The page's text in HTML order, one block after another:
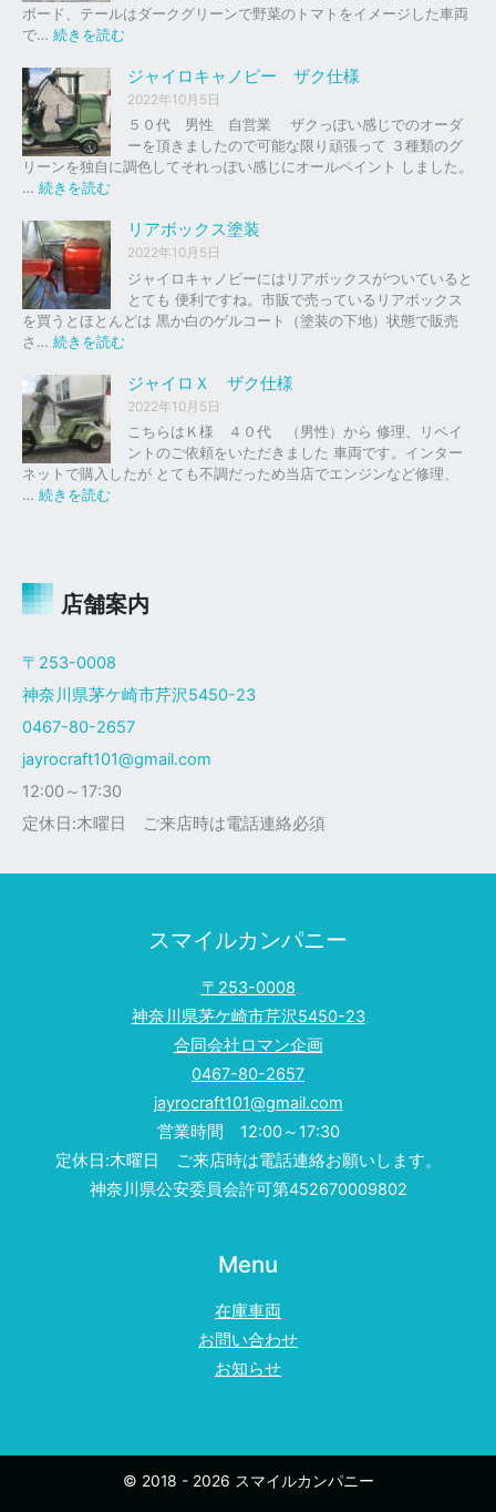
外
の
イ
ク
車
下
、
買
取
を
は
ま
し
た
。
ボード、テールはダークグリーンで野菜のトマトをイメージした車両
で… 続きを読む
ャ
イ
ロ
ッ
ド
ッ
ド
ジャイロキャノピー ザク仕様
2022年10月5日
５０代 男性 自営業 ザクっぽい感じでのオーダ
ーを頂きましたので可能な限り頑張って ３種類のグ
リーンを独自に調色してそれっぽい感じにオールペイント しました。
… 続きを読む
イ
ロ
キ
ャ
ノ
ピ
ー
ザ
ク
仕
様
リアボックス塗装
2022年10月5日
ジャイロキャノピーにはリアボックスがついていると
とても 便利ですね。市販で売っているリアボックス
を買うとほとんどは 黒か白のゲルコート（塗装の下地）状態で販売
さ… 続きを読む
ア
ボ
ッ
ク
ス
ジャイロＸ ザク仕様
2022年10月5日
こちらはＫ様 ４０代 （男性）から 修理、リペイ
ントのご依頼をいただきました 車両です。インター
ネットで購入したが とても不調だっため当店でエンジンなど修理、
… 続きを読む
Ｘ
ク
様
店舗案内
〒253-0008
神奈川県茅ケ崎市芹沢5450-23
0467-80-2657
jayrocraft101@gmail.com
12:00～17:30
定休日:木曜日 ご来店時は電話連絡必須
スマイルカンパニー
〒253-0008
神奈川県茅ケ崎市芹沢5450-23
合同会社ロマン企画
0467-80-2657
jayrocraft101@gmail.com
営業時間 12:00～17:30
定休日:木曜日 ご来店時は電話連絡お願いします。
神奈川県公安委員会許可第452670009802
Menu
在庫車両
お問い合わせ
お知らせ
© 2018 - 2026 スマイルカンパニー